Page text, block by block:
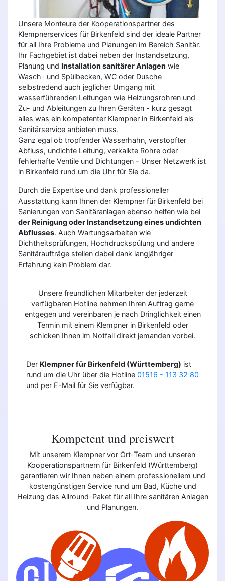
Unsere Monteure der Kooperationspartner des
Klempnerservices für Birkenfeld sind der ideale Partner
für all Ihre Probleme und Planungen im Bereich Sanitär.
Ihr Fachgebiet ist dabei neben der Instandsetzung,
Planung und Installation sanitärer Anlagen wie
Wasch- und Spülbecken, WC oder Dusche
selbstredend auch jeglicher Umgang mit
wasserführenden Leitungen wie Heizungsrohren und
Zu- und Ableitungen zu Ihren Geräten - kurz gesagt
alles was ein kompetenter Klempner in Birkenfeld als
Sanitärservice anbieten muss.
Ganz egal ob tropfender Wasserhahn, verstopfter
Abfluss, undichte Leitung, verkalkte Rohre oder
fehlerhafte Ventile und Dichtungen - Unser Netzwerk ist
in Birkenfeld rund um die Uhr für Sie da.
Durch die Expertise und dank professioneller
Ausstattung kann Ihnen der Klempner für Birkenfeld bei
Sanierungen von Sanitäranlagen ebenso helfen wie bei
der Reinigung oder Instandsetzung eines undichten
Abflusses. Auch Wartungsarbeiten wie
Dichtheitsprüfungen, Hochdruckspülung und andere
Sanitäraufträge stellen dabei dank langjähriger
Erfahrung kein Problem dar.
Unsere freundlichen Mitarbeiter der jederzeit
verfügbaren Hotline nehmen Ihren Auftrag gerne
entgegen und vereinbaren je nach Dringlichkeit einen
Termin mit einem Klempner in Birkenfeld oder
schicken Ihnen im Notfall direkt jemanden vorbei.
Der Klempner für Birkenfeld (Württemberg) ist
rund um die Uhr über die Hotline 01516 - 113 32 80
und per E-Mail für Sie verfügbar.
Kompetent und preiswert
Mit unserem Klempner vor Ort-Team und unseren
Kooperationspartnern für Birkenfeld (Württemberg)
garantieren wir Ihnen neben einem professionellem und
kostengünstigen Service rund um Bad, Küche und
Heizung das Allround-Paket für all Ihre sanitären Anlagen
und Planungen.